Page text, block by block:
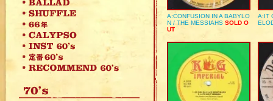
A:CONFUSION IN A BABYLO
N / THE MESSIAHS SOLD O
UT
A:IT